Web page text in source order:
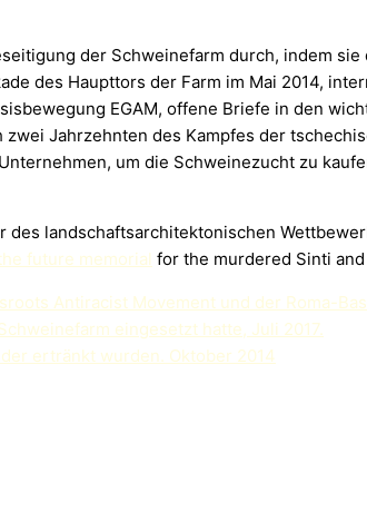
der Schweinefarm durch, indem
des Haupttors der Farm im Mai 2014,
EGAM, offene Briefe in den
Jahrzehnten des Kampfes der
um die Schweinezucht zu
landschaftsarchitektonischen
future memorial for the murdered Sinti
Antiracist Movement und der Roma-
eingesetzt hatte, Juli 2017.
ertränkt wurden. Oktober 2014